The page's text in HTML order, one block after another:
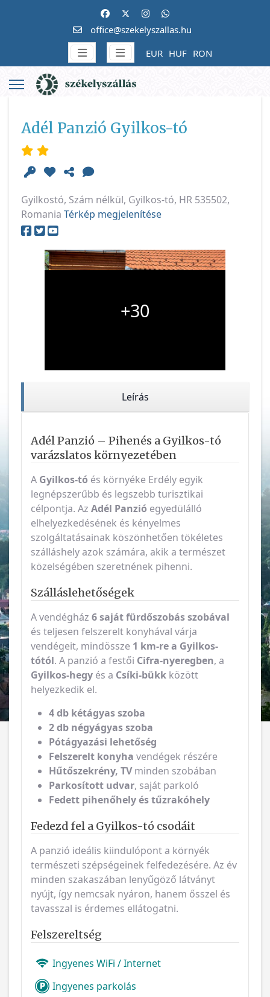
office@szekelyszallas.hu
EUR HUF RON
Adél Panzió Gyilkos-tó
Gyilkostó, Szám nélkül, Gyilkos-tó, HR 535502,
Romania Térkép megjelenítése
+30
Leírás
Adél Panzió – Pihenés a Gyilkos-tó
varázslatos környezetében
A Gyilkos-tó és környéke Erdély egyik
legnépszerűbb és legszebb turisztikai
célpontja. Az Adél Panzió egyedülálló
elhelyezkedésének és kényelmes
szolgáltatásainak köszönhetően tökéletes
szálláshely azok számára, akik a természet
közelségében szeretnének pihenni.
Szálláslehetőségek
A vendégház 6 saját fürdőszobás szobával
és teljesen felszerelt konyhával várja
vendégeit, mindössze 1 km-re a Gyilkos-
tótól. A panzió a festői Cifra-nyeregben, a
Gyilkos-hegy és a Csíki-bükk között
helyezkedik el.
4 db kétágyas szoba
2 db négyágyas szoba
Pótágyazási lehetőség
Felszerelt konyha vendégek részére
Hűtőszekrény, TVminden szobában
Parkosított udvar, saját parkoló
Fedett pihenőhely és tűzrakóhely
Fedezd fel a Gyilkos-tó csodáit
A panzió ideális kiindulópont a környék
természeti szépségeinek felfedezésére. Az év
minden szakaszában lenyűgöző látványt
nyújt, így nemcsak nyáron, hanem ősszel és
tavasszal is érdemes ellátogatni.
Felszereltség
Ingyenes WiFi / Internet
Ingyenes parkolás